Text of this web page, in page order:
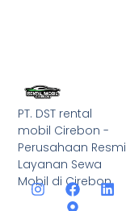
PT. DST rental
mobil Cirebon -
Perusahaan Resmi
Layanan Sewa
Mobil di Cirebon